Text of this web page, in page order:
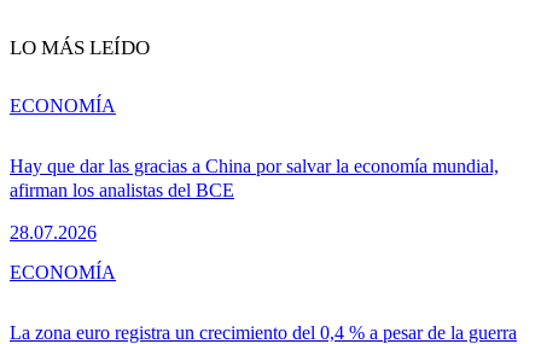
LO MÁS LEÍDO
Hay que dar las gracias a China por salvar la economía mundial,
afirman los analistas del BCE
28.07.2026
ECONOMÍA
La zona euro registra un crecimiento del 0,4 % a pesar de la guerra
ECONOMÍA